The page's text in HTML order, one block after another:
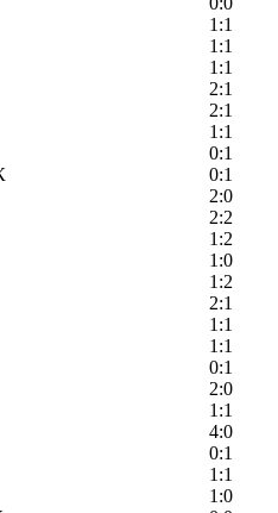
1:1
1:1
1:1
2:1
2:1
1:1
0:1
0:1
2:0
2:2
1:2
1:0
1:2
2:1
1:1
1:1
0:1
2:0
1:1
4:0
0:1
1:1
1:0